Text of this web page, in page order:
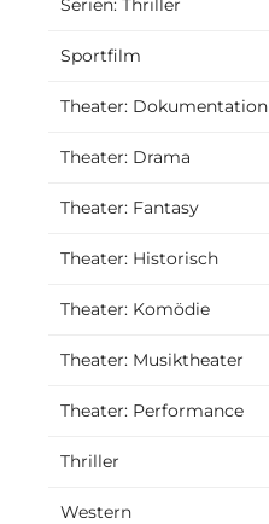
Serien: Thriller
Sportfilm
Theater: Dokumentation
Theater: Drama
Theater: Fantasy
Theater: Historisch
Theater: Komödie
Theater: Musiktheater
Theater: Performance
Thriller
Western